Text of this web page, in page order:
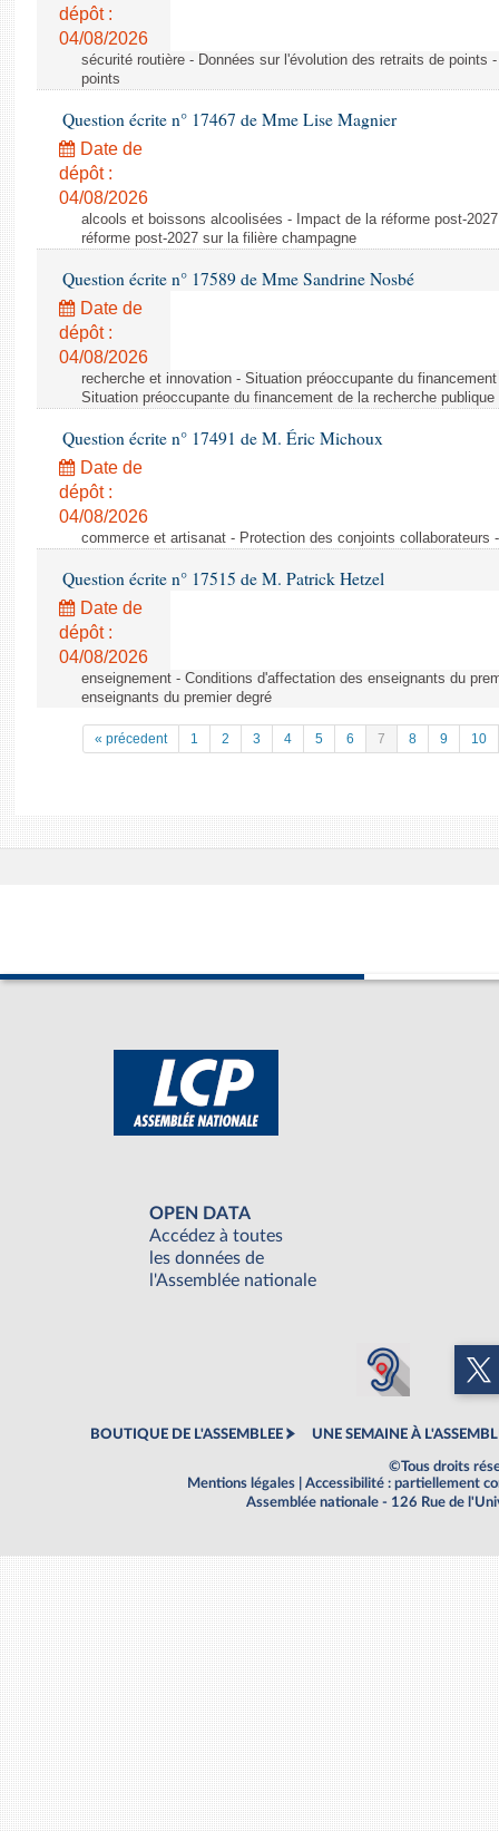
dépôt :
04/08/2026
sécurité routière - Données sur l'évolution des retraits de points
points
Question écrite n° 17467 de Mme Lise Magnier
Date de
dépôt :
04/08/2026
alcools et boissons alcoolisées - Impact de la réforme post-
réforme post-2027 sur la filière champagne
Question écrite n° 17589 de Mme Sandrine Nosbé
Date de
dépôt :
04/08/2026
recherche et innovation - Situation préoccupante du
Situation préoccupante du financement de la recherche publique
Question écrite n° 17491 de M. Éric Michoux
Date de
dépôt :
04/08/2026
commerce et artisanat - Protection des conjoints collaborateurs
Question écrite n° 17515 de M. Patrick Hetzel
Date de
dépôt :
04/08/2026
enseignement - Conditions d'affectation des enseignants du
enseignants du premier degré
« précedent 1 2 3 4 5 6 7 8 9 10
OPEN DATA
Accédez à toutes
les données de
l'Assemblée nationale
BOUTIQUE DE L'ASSEMBLEE UNE SEMAINE À
©Tous droits
Mentions légales
Accessibilité : partiellement
Assemblée nationale - 126 Rue de